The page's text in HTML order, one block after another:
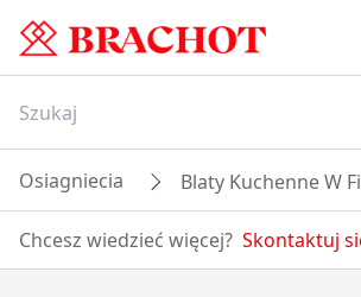
Osiagniecia Blaty Kuchenne W
Chcesz wiedzieć więcej? Skontaktuj